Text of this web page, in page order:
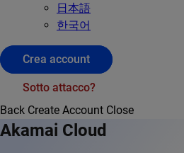
日本語
한국어
Crea account
Sotto attacco?
Back Create Account Close
Akamai Cloud